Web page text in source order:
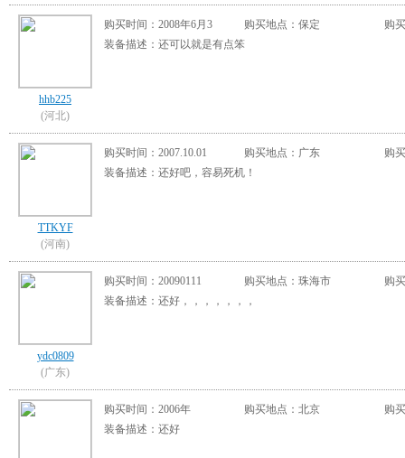
hhb225
(河北)
购买时间：2008年6月3 购买地点：保定
购
装备描述：还可以就是有点笨
TTKYF
(河南)
购买时间：2007.10.01 购买地点：广东
购
装备描述：还好吧，容易死机！
ydc0809
(广东)
购买时间：20090111 购买地点：珠海市
购
装备描述：还好，，，，，，，
购买时间：2006年 购买地点：北京
购
装备描述：还好